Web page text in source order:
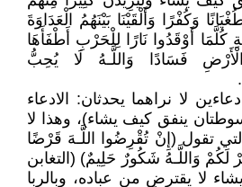
وَكُفْرًا وَأَلْقَيْنَا بَيْنَهُمُ الْعَدَاوَةَ
كُلَّمَا أَوْقَدُوا نَارًا لِلْحَرْبِ أَطْفَأَهَا
فَسَادًا وَاللَّـهُ لَا يُحِبُّ
لا نراهما يحدثان: الادعاء
ينفق كيف يشاء)، وهذا لا
تقول (إِنْ تُقْرِضُوا اللَّـهَ قَرْضًا
وَاللَّـهُ شَكُورٌ حَلِيمٌ) (التغابن
لا يقترض من عباده، وبالربا